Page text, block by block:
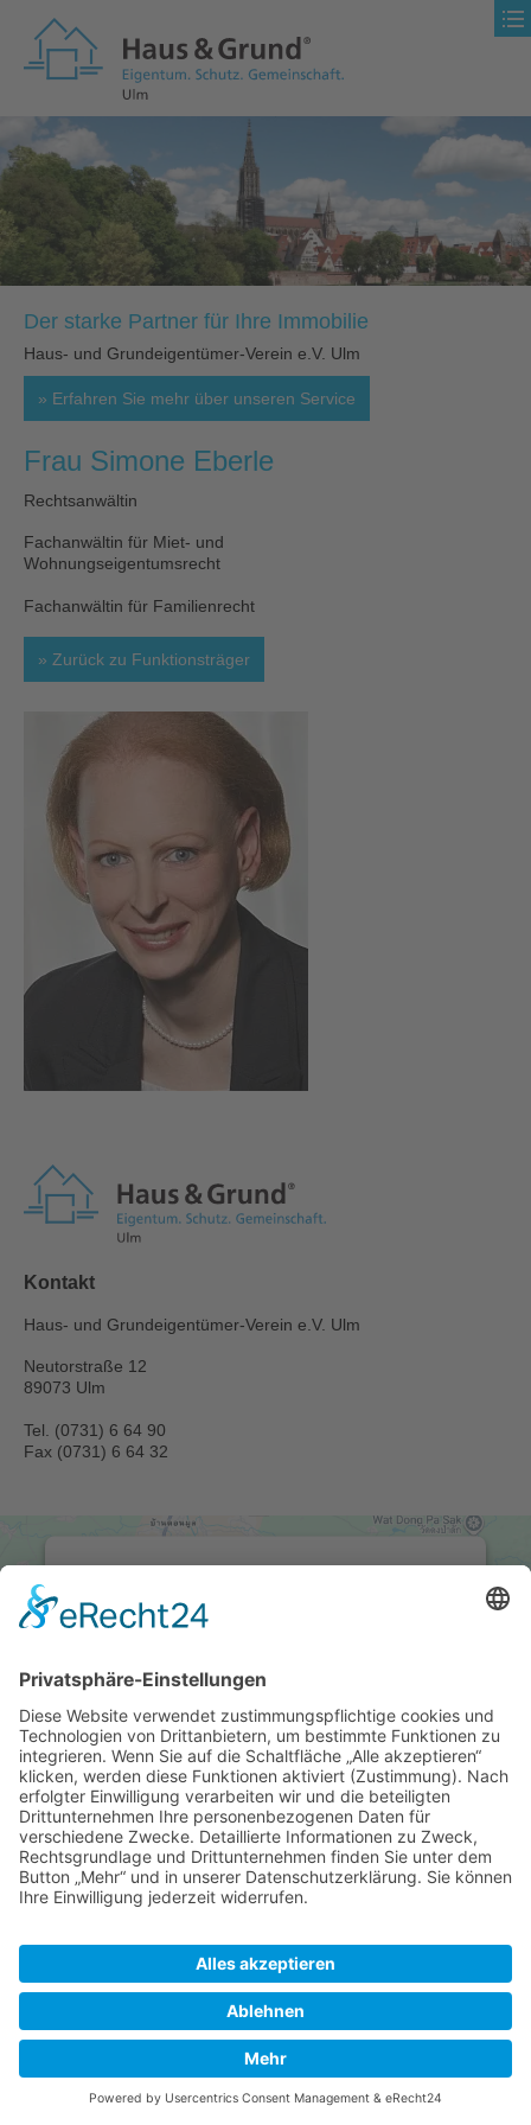
Der starke Partner für Ihre Immobilie
Haus- und Grundeigentümer-Verein e.V. Ulm
Erfahren Sie mehr über unseren Service
Frau Simone Eberle
Rechtsanwältin
Fachanwältin für Miet- und
Wohnungseigentumsrecht
Fachanwältin für Familienrecht
Zurück zu Funktionsträger
Kontakt
Haus- und Grundeigentümer-Verein e.V. Ulm
Neutorstraße 12
89073 Ulm
Tel. (0731) 6 64 90
Fax (0731) 6 64 32
den Google Maps-Service zu laden!
Drittanbieters, um Karteninhalte einzubetten.
Dieser Service kann Daten zu Ihren Aktivitäten
sammeln. Bitte lesen Sie die Details durch und
stimmen Sie der Nutzung des Service zu, um
diese Karte anzuzeigen.
Mehr Informationen
Akzeptieren
Platform&eRecht24
© 2017 - 2026 Haus- und Gründereigentümer-Verein e.V. Ulm
Impressum Datenschutz